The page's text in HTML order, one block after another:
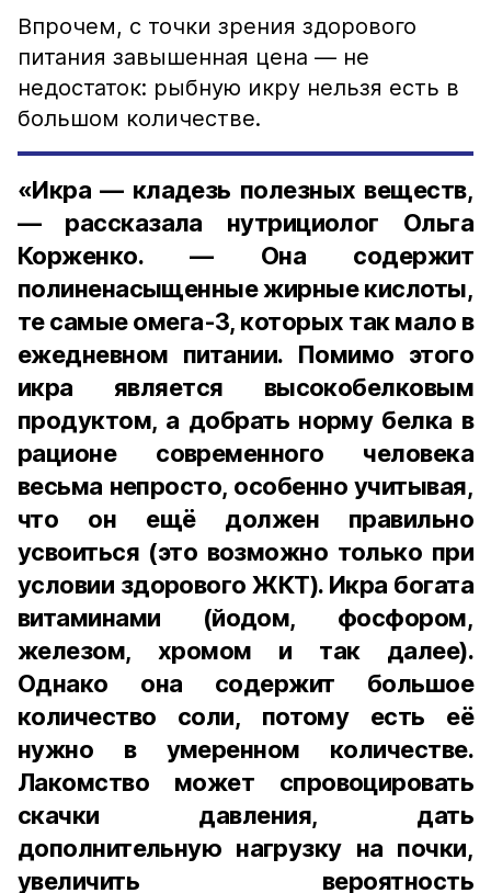
Впрочем, с точки зрения здорового
питания завышенная цена — не
недостаток: рыбную икру нельзя есть в
большом количестве.
«Икра — кладезь полезных веществ,
— рассказала нутрициолог Ольга
Корженко. — Она содержит
полиненасыщенные жирные кислоты,
те самые омега-3, которых так мало в
ежедневном питании. Помимо этого
икра является высокобелковым
продуктом, а добрать норму белка в
рационе современного человека
весьма непросто, особенно учитывая,
что он ещё должен правильно
усвоиться (это возможно только при
условии здорового ЖКТ). Икра богата
витаминами (йодом, фосфором,
железом, хромом и так далее).
Однако она содержит большое
количество соли, потому есть её
нужно в умеренном количестве.
Лакомство может спровоцировать
скачки давления, дать
дополнительную нагрузку на почки,
увеличить вероятность